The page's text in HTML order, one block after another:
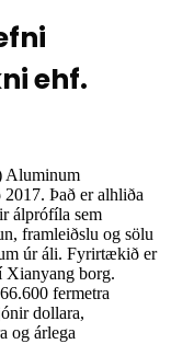
ehf.
Aluminum
Það er alhliða
álprófíla sem
framleiðslu og sölu
úr áli. Fyrirtækið er
Xianyang borg.
fermetra
dollara,
og árlega